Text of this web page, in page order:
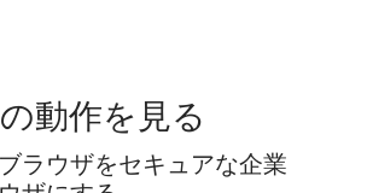
動作を見る
ラウザをセキュアな企業